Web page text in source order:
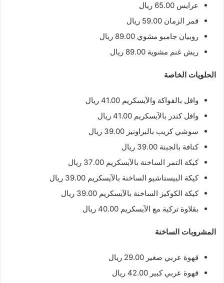
عرايس 65.00 ريال
قمر الزمان 59.00 ريال
روبيان جامبو مشوي 89.00 ريال
ريش غنم مشوية 89.00 ريال
الحلويات الخاصة
وافل بالفواكة والآيسكريم 41.00 ريال
وافل كندر بالآيسكريم 41.00 ريال
سوشي كريب بالبراونيز 39.00 ريال
كنافة بالجبنة 39.00 ريال
كيكة التمر الساخنة بالآيسكريم 37.00 ريال
كيكة البيستاشيو الساخنة بالآيسكريم 39.00 ريال
كيكة الكوكيز الساخنة بالآيسكريم 39.00 ريال
بقلاوة تركية مع الآيسكريم 40.00 ريال
المشروبات الساخنة
قهوة عربي صغير 29.00 ريال
قهوة عربي كبير 42.00 ريال